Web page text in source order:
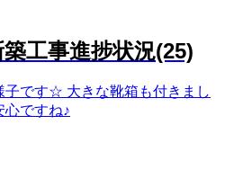
工事進捗状況(25)
子です☆ 大きな靴箱も付きまし
心ですね♪